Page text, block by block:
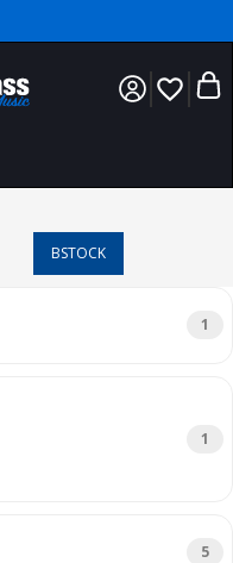
favorite_border
BSTOCK
1
1
5